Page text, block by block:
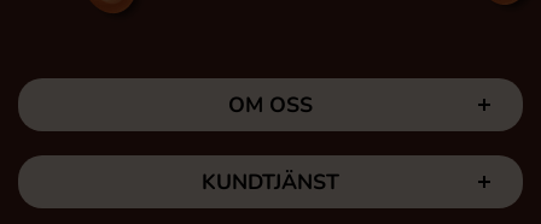
OM OSS
KUNDTJÄNST